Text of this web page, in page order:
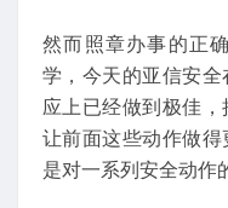
然而照章办事的正
学，今天的亚信安
应上已经做到极佳
让前面这些动作做
是对一系列安全动作